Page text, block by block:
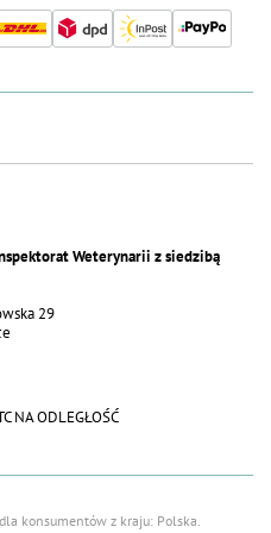
Weterynarii z siedzibą
29
NA ODLEGŁOŚĆ
konsumentów z kraju: Polska